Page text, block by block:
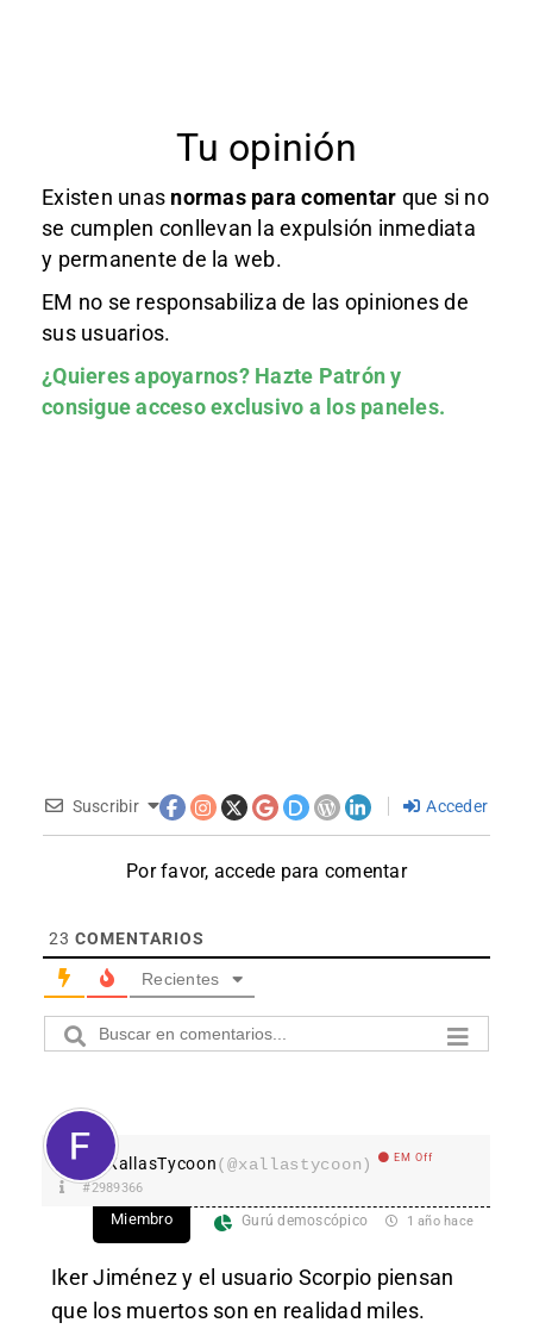
Tu opinión
Existen unas normas para comentar que si no
se cumplen conllevan la expulsión inmediata
y permanente de la web.
EM no se responsabiliza de las opiniones de
sus usuarios.
¿Quieres apoyarnos? Hazte Patróny
consigue acceso exclusivo a los paneles.
Suscribir Acceder
Por favor, accede para comentar
23 COMENTARIOS
Recientes
XallasTycoon(@xallastycoon) EM Off
#2989366
Miembro Gurú demoscópico 1 año hace
Iker Jiménez y el usuario Scorpio piensan
que los muertos son en realidad miles.